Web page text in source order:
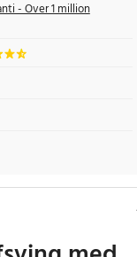
- Over 1 million